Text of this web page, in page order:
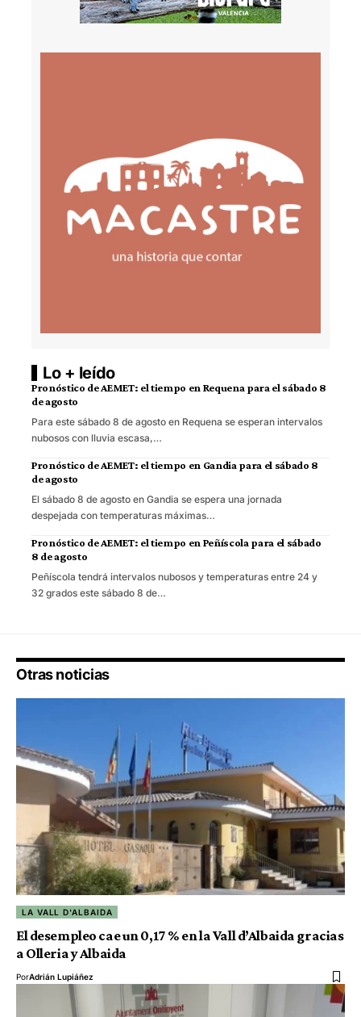
Lo + leído
Pronóstico de AEMET: el tiempo en Requena para el sábado 8
de agosto
Para este sábado 8 de agosto en Requena se esperan intervalos
nubosos con lluvia escasa,…
Pronóstico de AEMET: el tiempo en Gandia para el sábado 8
de agosto
El sábado 8 de agosto en Gandia se espera una jornada
despejada con temperaturas máximas…
Pronóstico de AEMET: el tiempo en Peñíscola para el sábado
8 de agosto
Peñíscola tendrá intervalos nubosos y temperaturas entre 24 y
32 grados este sábado 8 de…
Otras noticias
LA VALL D'ALBAIDA
El desempleo cae un 0,17 % en la Vall d’Albaida gracias
a Olleria y Albaida
PorAdrián Lupiáñez